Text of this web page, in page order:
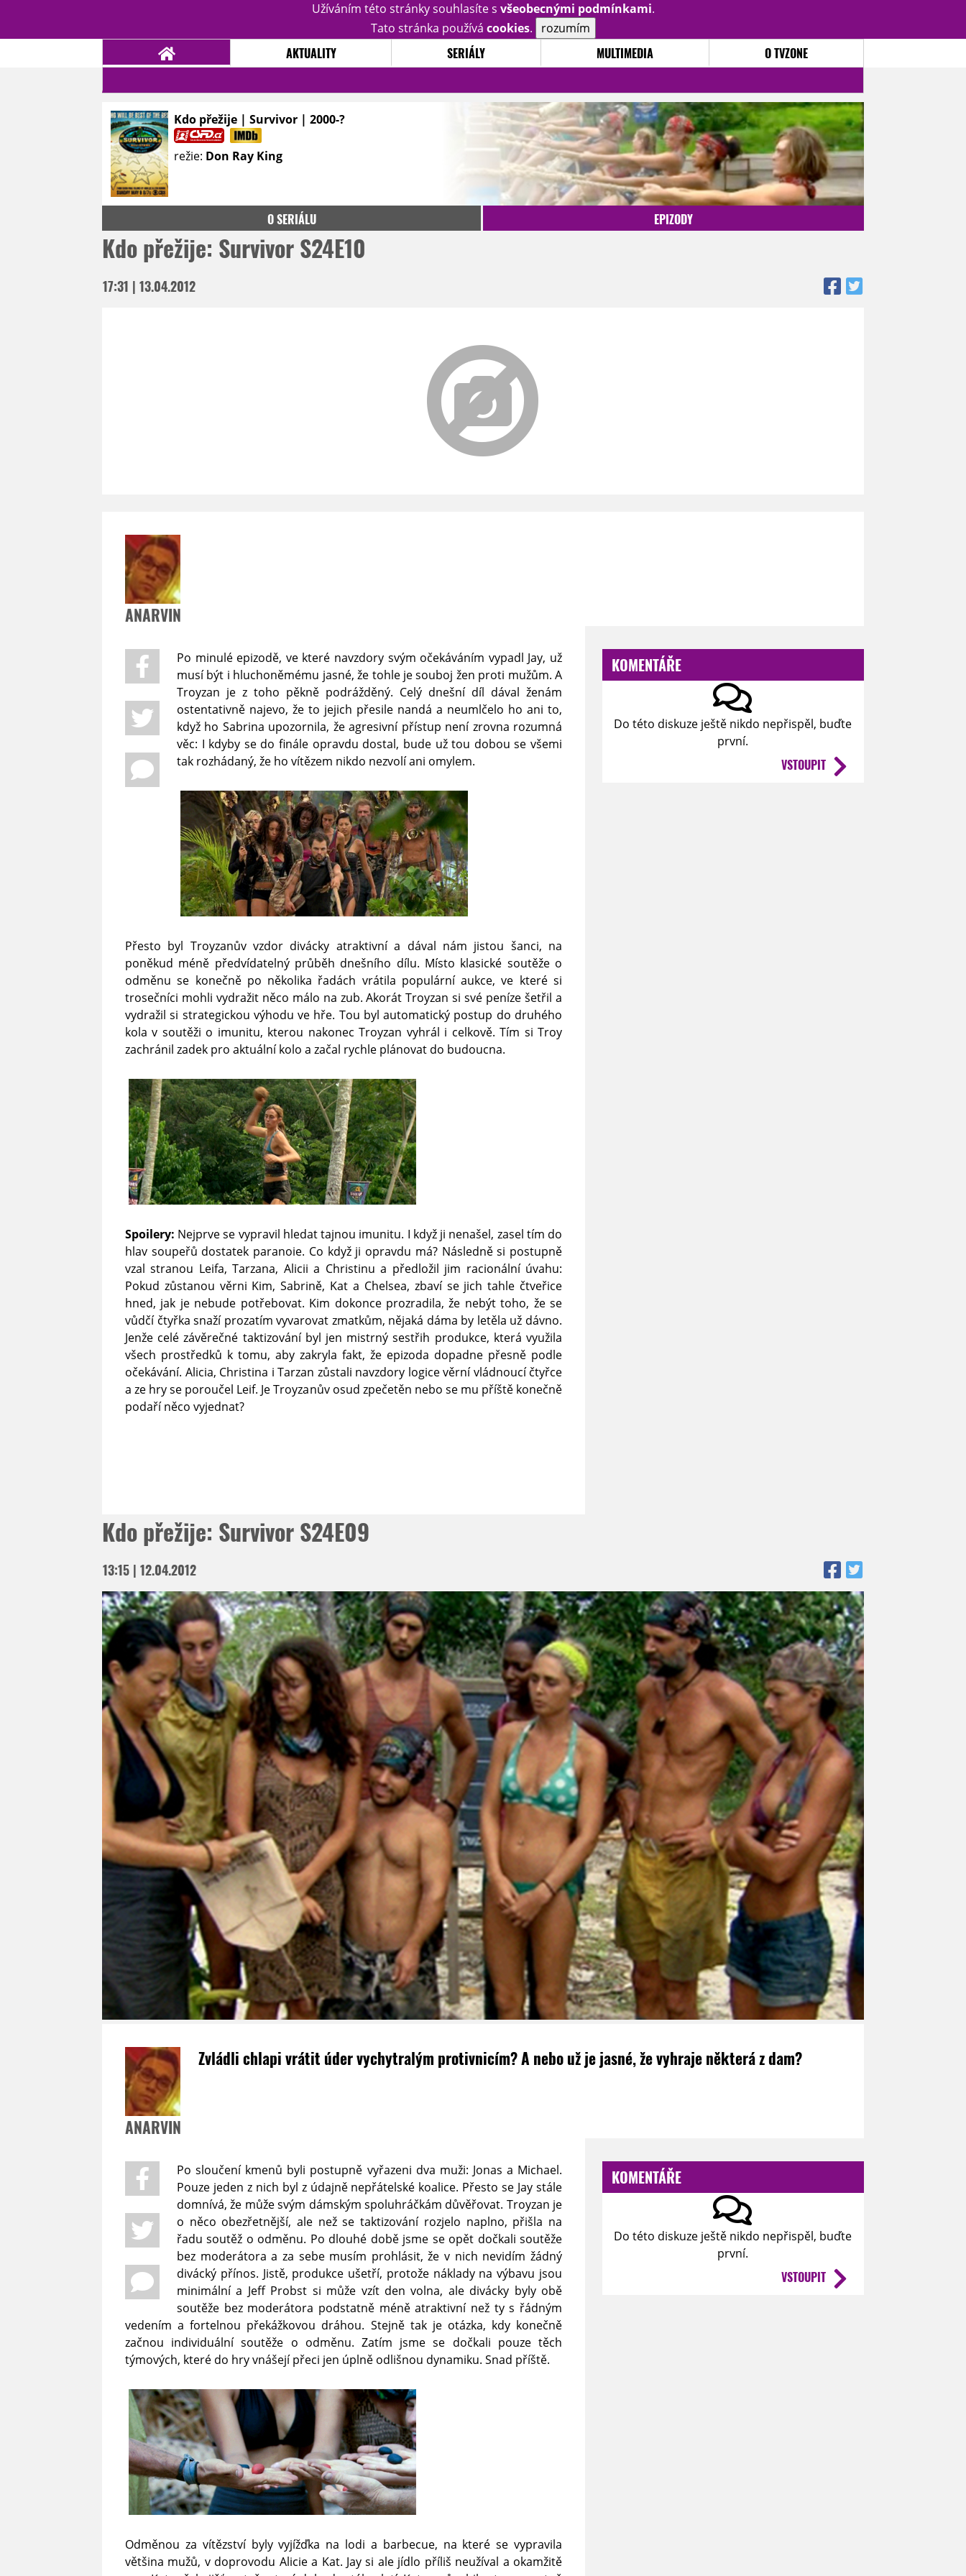
Užíváním této stránky souhlasíte s všeobecnými podmínkami.
Tato stránka používá cookies. rozumím
AKTUALITY SERIÁLY MULTIMEDIA O TVZONE
Kdo přežije | Survivor | 2000-?
režie: Don Ray King
O SERIÁLU EPIZODY
Kdo přežije: Survivor S24E10
17:31 | 13.04.2012
ANARVIN
Po minulé epizodě, ve které navzdory svým očekáváním vypadl Jay, už
musí být i hluchoněmému jasné, že tohle je souboj žen proti mužům. A
Troyzan je z toho pěkně podrážděný. Celý dnešní díl dával ženám
ostentativně najevo, že to jejich přesile nandá a neumlčelo ho ani to,
když ho Sabrina upozornila, že agresivní přístup není zrovna rozumná
věc: I kdyby se do finále opravdu dostal, bude už tou dobou se všemi
tak rozhádaný, že ho vítězem nikdo nezvolí ani omylem.
Přesto byl Troyzanův vzdor divácky atraktivní a dával nám jistou šanci, na
poněkud méně předvídatelný průběh dnešního dílu. Místo klasické soutěže o
odměnu se konečně po několika řadách vrátila populární aukce, ve které si
trosečníci mohli vydražit něco málo na zub. Akorát Troyzan si své peníze šetřil a
vydražil si strategickou výhodu ve hře. Tou byl automatický postup do druhého
kola v soutěži o imunitu, kterou nakonec Troyzan vyhrál i celkově. Tím si Troy
zachránil zadek pro aktuální kolo a začal rychle plánovat do budoucna.
Spoilery: Nejprve se vypravil hledat tajnou imunitu. I když ji nenašel, zasel tím do
hlav soupeřů dostatek paranoie. Co když ji opravdu má? Následně si postupně
vzal stranou Leifa, Tarzana, Alicii a Christinu a předložil jim racionální úvahu:
Pokud zůstanou věrni Kim, Sabrině, Kat a Chelsea, zbaví se jich tahle čtveřice
hned, jak je nebude potřebovat. Kim dokonce prozradila, že nebýt toho, že se
vůdčí čtyřka snaží prozatím vyvarovat zmatkům, nějaká dáma by letěla už dávno.
Jenže celé závěrečné taktizování byl jen mistrný sestřih produkce, která využila
všech prostředků k tomu, aby zakryla fakt, že epizoda dopadne přesně podle
očekávání. Alicia, Christina i Tarzan zůstali navzdory logice věrní vládnoucí čtyřce
a ze hry se poroučel Leif. Je Troyzanův osud zpečetěn nebo se mu příště konečně
podaří něco vyjednat?
KOMENTÁŘE
Do této diskuze ještě nikdo nepřispěl, buďte
první.
VSTOUPIT
Kdo přežije: Survivor S24E09
13:15 | 12.04.2012
ANARVIN
Zvládli chlapi vrátit úder vychytralým protivnicím? A nebo už je jasné, že vyhraje některá z dam?
Po sloučení kmenů byli postupně vyřazeni dva muži: Jonas a Michael.
Pouze jeden z nich byl z údajně nepřátelské koalice. Přesto se Jay stále
domnívá, že může svým dámským spoluhráčkám důvěřovat. Troyzan je
o něco obezřetnější, ale než se taktizování rozjelo naplno, přišla na
řadu soutěž o odměnu. Po dlouhé době jsme se opět dočkali soutěže
bez moderátora a za sebe musím prohlásit, že v nich nevidím žádný
divácký přínos. Jistě, produkce ušetří, protože náklady na výbavu jsou
minimální a Jeff Probst si může vzít den volna, ale divácky byly obě
soutěže bez moderátora podstatně méně atraktivní než ty s řádným
vedením a fortelnou překážkovou dráhou. Stejně tak je otázka, kdy konečně
začnou individuální soutěže o odměnu. Zatím jsme se dočkali pouze těch
týmových, které do hry vnášejí přeci jen úplně odlišnou dynamiku. Snad příště.
Odměnou za vítězství byly vyjížďka na lodi a barbecue, na které se vypravila
většina mužů, v doprovodu Alicie a Kat. Jay si ale jídlo příliš neužíval a okamžitě
KOMENTÁŘE
Do této diskuze ještě nikdo nepřispěl, buďte
první.
VSTOUPIT